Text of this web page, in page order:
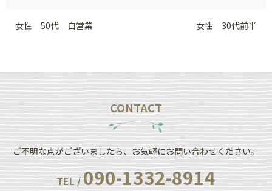
女性 50代 自営業 女性 30代前半
CONTACT
ご不明な点がございましたら、お気軽にお問い合わせください。
TEL /090-1332-8914